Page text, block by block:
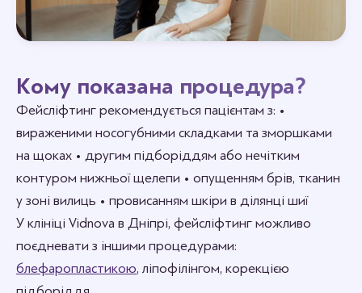
Кому показана процедура?
Фейсліфтинг рекомендується пацієнтам з: •
вираженими носогубними складками та зморшками
на щоках • другим підборіддям або нечітким
контуром нижньої щелепи • опущенням брів, тканин
у зоні вилиць • провисанням шкіри в ділянці шиї
У клініці Vidnova в Дніпрі, фейсліфтинг можливо
поєднeвати з іншими процедурами:
блефаропластикою, ліпофілінгом, корекцією